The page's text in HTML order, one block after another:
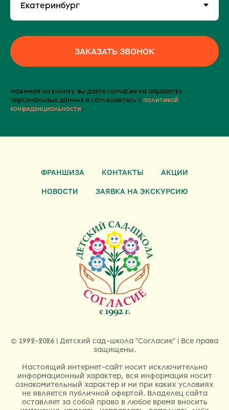
ЗАКАЗАТЬ ЗВОНОК
Нажимая на кнопку, вы даете согласие на обработку
персональных данных и соглашаетесь c политикой
конфиденциальности.
ФРАНШИЗА КОНТАКТЫ АКЦИИ
НОВОСТИ ЗАЯВКА НА ЭКСКУРСИЮ
© 1992-2026 | Детский сад-школа "Согласие" | Все права
защищены.
Настоящий интернет-сайт носит исключительно
информационный характер, вся информация носит
ознакомительный характер и ни при каких условиях
не является публичной офертой. Владелец сайта
оставляет за собой право в любое время вносить